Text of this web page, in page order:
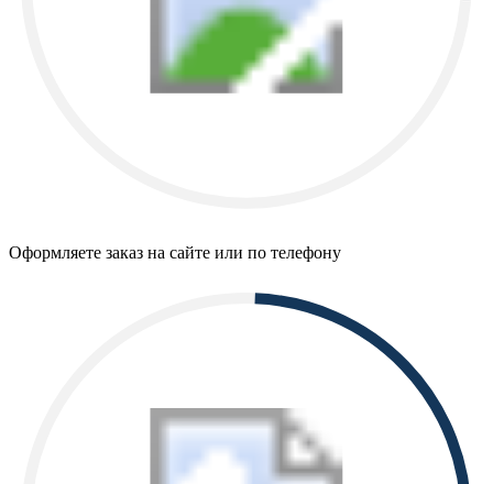
Оформляете заказ на сайте или по телефону